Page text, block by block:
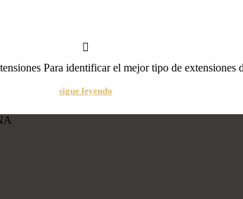
Para identificar el mejor tipo de extensiones
sigue leyendo